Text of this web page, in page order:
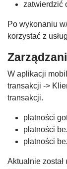
zatwierdzić
Po wykonaniu
korzystać z
W aplikacji
transakcji ->
transakcji.
płatności
płatności
płatności
Aktualnie został